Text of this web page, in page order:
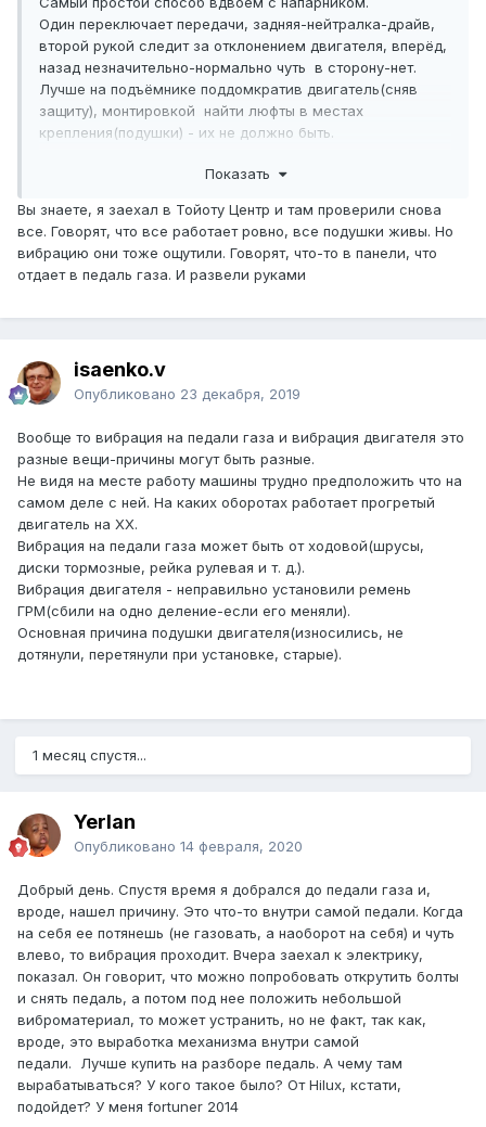
Один переключает передачи, задняя-нейтралка-драйв,
второй рукой следит за отклонением двигателя, вперёд,
назад незначительно-нормально чуть в сторону-нет.
Лучше на подъёмнике поддомкратив двигатель(сняв
защиту), монтировкой найти люфты в местах
крепления(подушки) - их не должно быть.
Показать
Вы знаете, я заехал в Тойоту Центр и там проверили снова
все. Говорят, что все работает ровно, все подушки живы. Но
вибрацию они тоже ощутили. Говорят, что-то в панели, что
отдает в педаль газа. И развели руками
isaenko.v
Опубликовано 23 декабря, 2019
Вообще то вибрация на педали газа и вибрация двигателя это
разные вещи-причины могут быть разные.
Не видя на месте работу машины трудно предположить что на
самом деле с ней. На каких оборотах работает прогретый
двигатель на ХХ.
Вибрация на педали газа может быть от ходовой(шрусы,
диски тормозные, рейка рулевая и т. д.).
Вибрация двигателя - неправильно установили ремень
ГРМ(сбили на одно деление-если его меняли).
Основная причина подушки двигателя(износились, не
дотянули, перетянули при установке, старые).
1 месяц спустя...
Yerlan
Опубликовано 14 февраля, 2020
Добрый день. Спустя время я добрался до педали газа и,
вроде, нашел причину. Это что-то внутри самой педали. Когда
на себя ее потянешь (не газовать, а наоборот на себя) и чуть
влево, то вибрация проходит. Вчера заехал к электрику,
показал. Он говорит, что можно попробовать открутить болты
и снять педаль, а потом под нее положить небольшой
виброматериал, то может устранить, но не факт, так как,
вроде, это выработка механизма внутри самой
педали. Лучше купить на разборе педаль. А чему там
вырабатываться? У кого такое было? От Hilux, кстати,
подойдет? У меня fortuner 2014